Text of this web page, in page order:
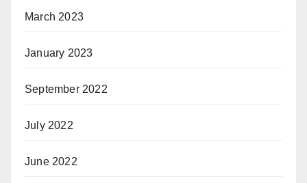
March 2023
January 2023
September 2022
July 2022
June 2022